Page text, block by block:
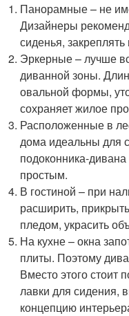
Панорамные – не
Дизайнеры
сиденья, закреплять
Эркерные – лучше
диванной зоны.
овальной формы,
сохраняет жилое
Расположенные в
дома идеальны для
подоконника-
простым.
В гостиной – при
расширить,
пледом, украсить
На кухне – окна
плиты. Поэтому
Вместо этого стоит
лавки для
концепцию